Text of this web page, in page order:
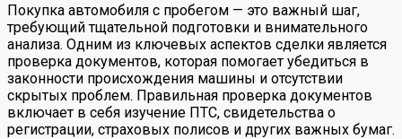
Покупка автомобиля с пробегом — это важный шаг,
требующий тщательной подготовки и внимательного
анализа. Одним из ключевых аспектов сделки является
проверка документов, которая помогает убедиться в
законности происхождения машины и отсутствии
скрытых проблем. Правильная проверка документов
включает в себя изучение ПТС, свидетельства о
регистрации, страховых полисов и других важных бумаг.